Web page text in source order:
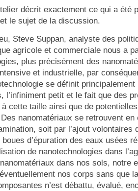
décrit exactement ce qui a été
le sujet de la discussion.
Steve Suppan, analyste des
agricole et commerciale nous a
plus précisément des
et industrielle, par
se définit
l’infiniment petit et le fait que des
cette taille ainsi que de
nanomatériaux se retrouvent
soit par l’ajout volontaires
d’épuration des eaux usées
de nanotechnologies dans
dans nos sols, notre
nos corps sans que
n’est débattu, évalué,